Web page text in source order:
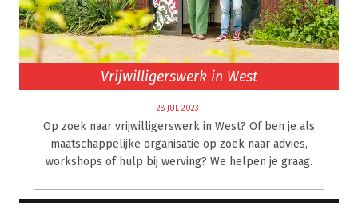
Vrijwilligerswerk in West
28 JUL 2023
Op zoek naar vrijwilligerswerk in West? Of ben je als
maatschappelijke organisatie op zoek naar advies,
workshops of hulp bij werving? We helpen je graag.